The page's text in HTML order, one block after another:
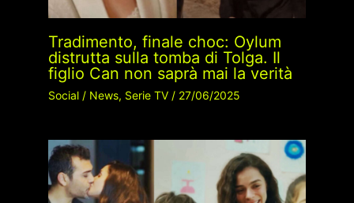
Tradimento, finale choc: Oylum
distrutta sulla tomba di Tolga. Il
figlio Can non saprà mai la verità
Social/ News, Serie TV/ 27/06/2025